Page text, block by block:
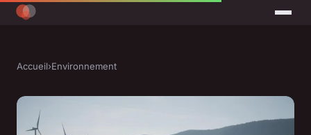
Accueil›Environnement